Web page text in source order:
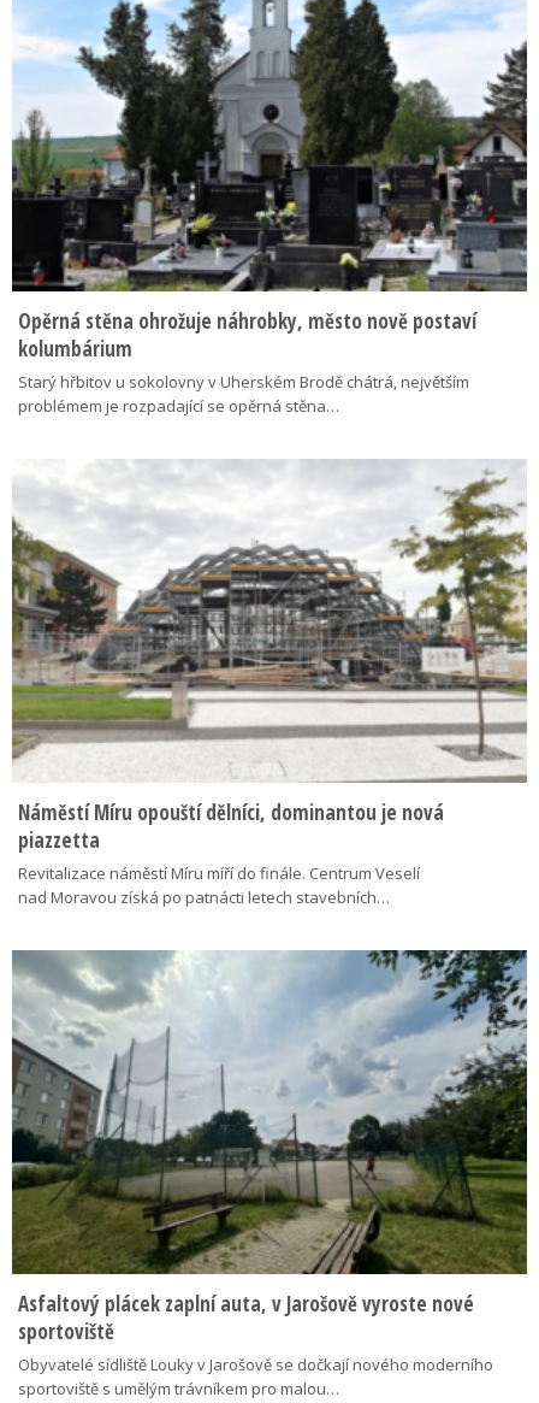
Opěrná stěna ohrožuje náhrobky, město nově postaví
kolumbárium
Starý hřbitov u sokolovny v Uherském Brodě chátrá, největším
problémem je rozpadající se opěrná stěna…
Náměstí Míru opouští dělníci, dominantou je nová
piazzetta
Revitalizace náměstí Míru míří do finále. Centrum Veselí
nad Moravou získá po patnácti letech stavebních…
Asfaltový plácek zaplní auta, v Jarošově vyroste nové
sportoviště
Obyvatelé sídliště Louky v Jarošově se dočkají nového moderního
sportoviště s umělým trávníkem pro malou…